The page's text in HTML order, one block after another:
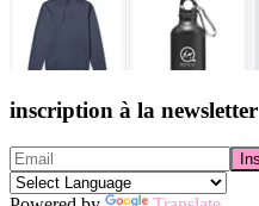
inscription à la newsletter